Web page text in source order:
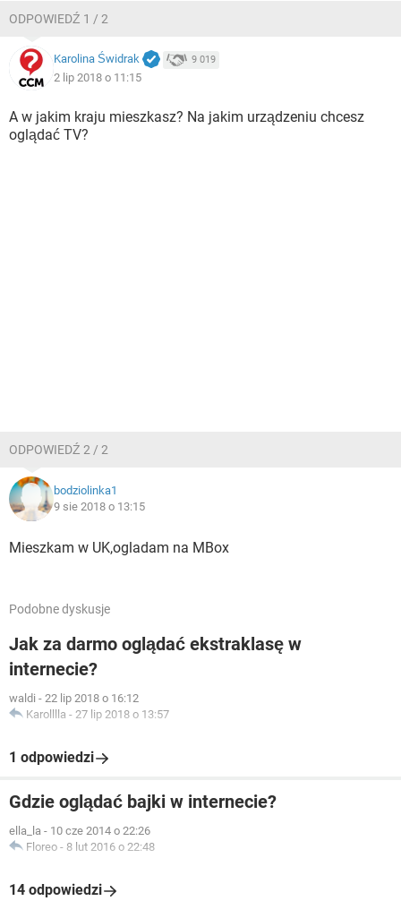
ODPOWIEDŹ 1 / 2
Karolina Świdrak 9 019
2 lip 2018 o 11:15
A w jakim kraju mieszkasz? Na jakim urządzeniu chcesz
oglądać TV?
ODPOWIEDŹ 2 / 2
bodziolinka1
9 sie 2018 o 13:15
Mieszkam w UK,ogladam na MBox
Podobne dyskusje
Jak za darmo oglądać ekstraklasę w
internecie?
waldi - 22 lip 2018 o 16:12
Karolllla - 27 lip 2018 o 13:57
1 odpowiedzi
Gdzie oglądać bajki w internecie?
ella_la - 10 cze 2014 o 22:26
Floreo - 8 lut 2016 o 22:48
14 odpowiedzi